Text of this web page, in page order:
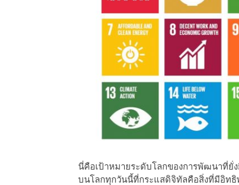
นี่คือเป้าหมายระดับโลกของการพัฒนาที่ยั่
บนโลกทุกวันนี้ที่กระแสดิจิทัลคือสิ่งที่มีอิท